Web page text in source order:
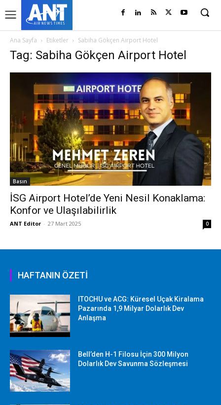
Ana Sayfa Etiketler Sabiha Gökçen Airport Hotel
Tag: Sabiha Gökçen Airport Hotel
Basın
İSG Airport Hotel’de Yeni Nesil Konaklama:
Konfor ve Ulaşılabilirlik
ANT Editor - 27 Mart 2025 0
HAFTANIN ÖZETİ
ITOCHU ve ACG: Küresel Uçak Kiralama
Pazarında 1,9 Milyar Dolarlık Dev
Anlaşma
Bell’den H-1 Filosu İçin 300 Milyon
Dolarlık Dev Savunma Sözleşmesi